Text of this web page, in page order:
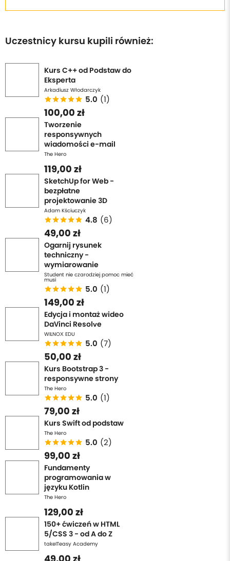
Uczestnicy kursu kupili również:
Kurs C++ od Podstaw do
Eksperta
Arkadiusz Włodarczyk
5.0 (1)
100,00 zł
Tworzenie
responsywnych
wiadomości e-mail
The Hero
119,00 zł
SketchUp for Web -
bezpłatne
projektowanie 3D
Adam Kściuczyk
4.8 (6)
49,00 zł
Ogarnij rysunek
techniczny -
wymiarowanie
Student nie czarodziej pomoc mieć
musi
5.0 (1)
149,00 zł
Edycja i montaż wideo
DaVinci Resolve
WILNOX EDU
5.0 (7)
50,00 zł
Kurs Bootstrap 3 -
responsywne strony
The Hero
5.0 (1)
79,00 zł
Kurs Swift od podstaw
The Hero
5.0 (2)
99,00 zł
Fundamenty
programowania w
języku Kotlin
The Hero
129,00 zł
150+ ćwiczeń w HTML
5/CSS 3 - od A do Z
takeITeasy Academy
49,00 zł